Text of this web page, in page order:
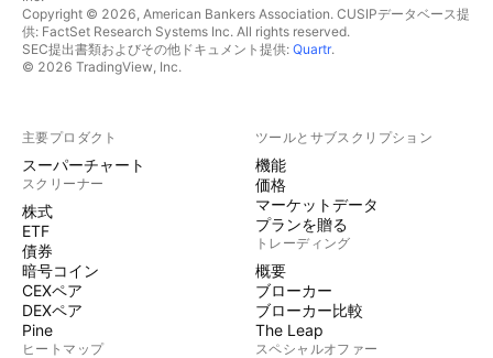
Copyright © 2026, American Bankers Association. CUSIPデータベース提
供: FactSet Research Systems Inc. All rights reserved.
SEC提出書類およびその他ドキュメント提供: Quartr.
© 2026 TradingView, Inc.
主要プロダクト
スーパーチャート
スクリーナー
株式
ETF
債券
暗号コイン
CEXペア
DEXペア
Pine
ヒートマップ
ツールとサブスクリプション
機能
価格
マーケットデータ
プランを贈る
トレーディング
概要
ブローカー
ブローカー比較
The Leap
スペシャルオファー